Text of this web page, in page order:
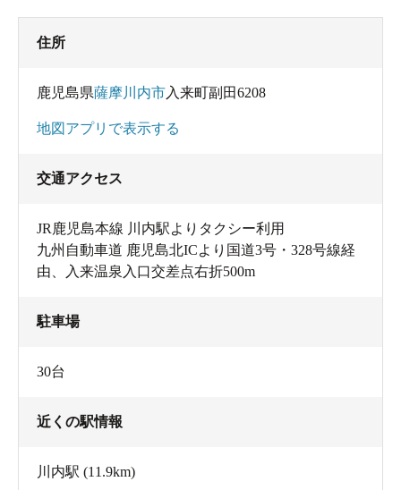
住所
鹿児島県薩摩川内市入来町副田6208
地図アプリで表示する
交通アクセス
JR鹿児島本線 川内駅よりタクシー利用
九州自動車道 鹿児島北ICより国道3号・328号線経
由、入来温泉入口交差点右折500m
駐車場
30台
近くの駅情報
川内駅 (11.9km)